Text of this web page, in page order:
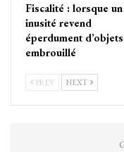
Fiscalité : lorsque un
inusité revend
éperdument d’objets
embrouillé
PREV NEXT